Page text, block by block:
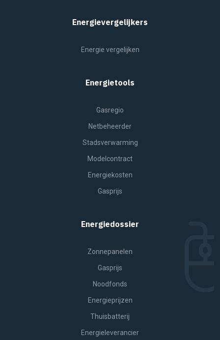
Energievergelijkers
Energie vergelijken
Energietools
Gasregio
Netbeheerder
Stadsverwarming
Modelcontract
Energiekosten
Gasprijs
Energiedossier
Zonnepanelen
Gasprijs
Noodfonds
Energieprijzen
Thuisbatterij
Energieleverancier